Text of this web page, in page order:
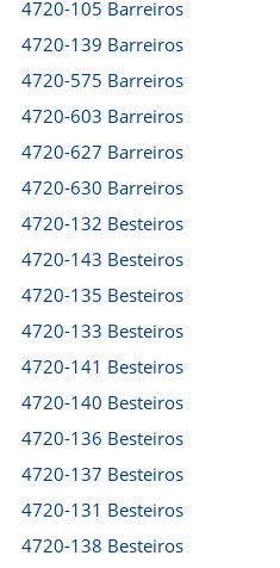
4720-105 Barreiros
4720-139 Barreiros
4720-575 Barreiros
4720-603 Barreiros
4720-627 Barreiros
4720-630 Barreiros
4720-132 Besteiros
4720-143 Besteiros
4720-135 Besteiros
4720-133 Besteiros
4720-141 Besteiros
4720-140 Besteiros
4720-136 Besteiros
4720-137 Besteiros
4720-131 Besteiros
4720-138 Besteiros